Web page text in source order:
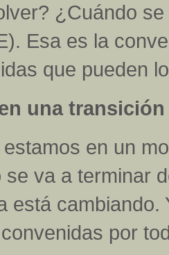
¿Cuándo
Esa es la
que pueden
una
en un
va a terminar
está
por